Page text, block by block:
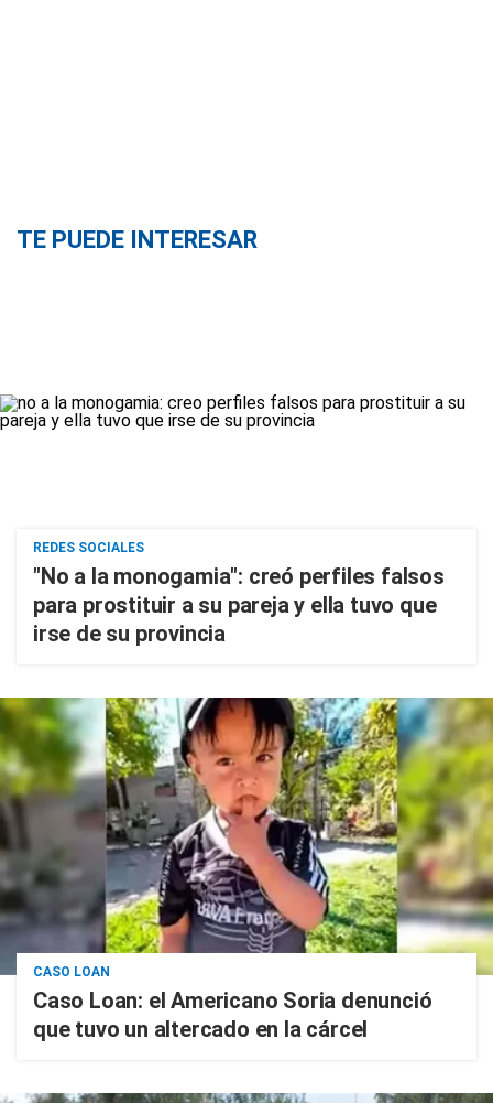
TE PUEDE INTERESAR
REDES SOCIALES
"No a la monogamia": creó perfiles falsos
para prostituir a su pareja y ella tuvo que
irse de su provincia
CASO LOAN
Caso Loan: el Americano Soria denunció
que tuvo un altercado en la cárcel